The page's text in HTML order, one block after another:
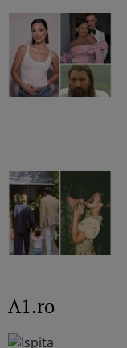
A1.ro